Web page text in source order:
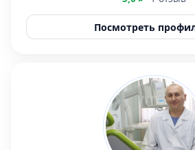
Посмотреть